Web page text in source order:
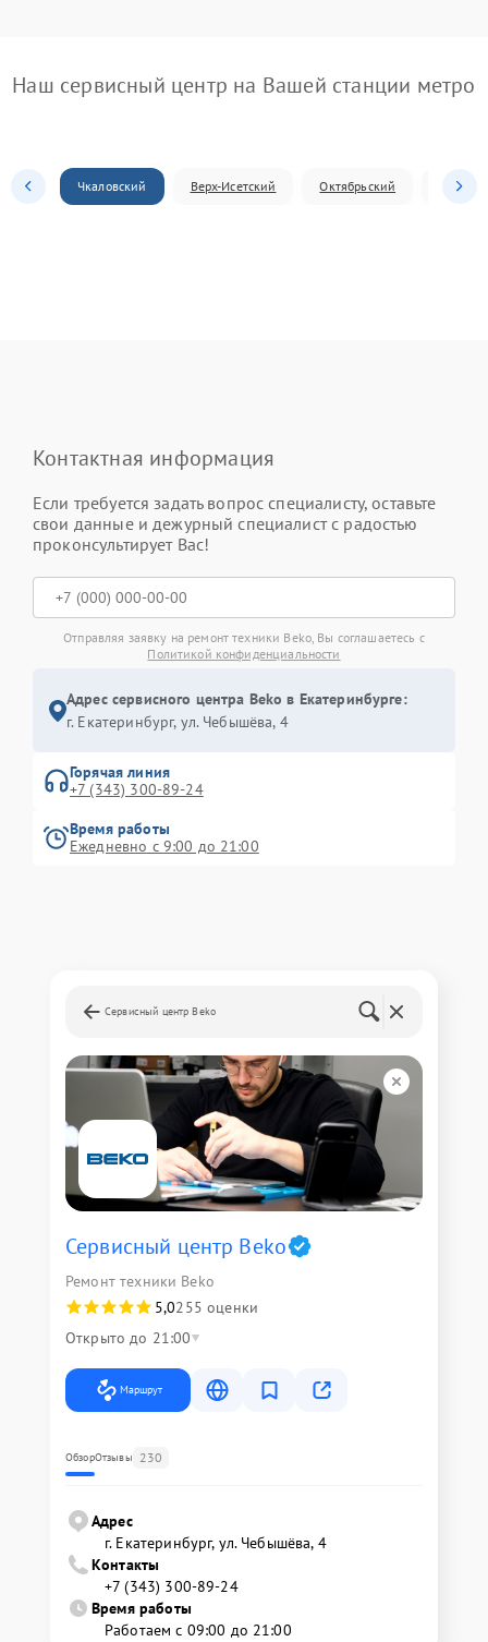
Наш сервисный центр на Вашей станции метро
Чкаловский Верх-Исетский Октябрьский
Контактная информация
Если требуется задать вопрос специалисту, оставьте
свои данные и дежурный специалист с радостью
проконсультирует Вас!
Отправляя заявку на ремонт техники Beko, Вы соглашаетесь с
Политикой конфиденциальности
Адрес сервисного центра Beko в Екатеринбурге:
г. Екатеринбург, ул. Чебышёва, 4
Горячая линия
+7 (343) 300-89-24
Время работы
Ежедневно с 9:00 до 21:00
Сервисный центр Beko
Сервисный центр Beko
Ремонт техники Beko
5,0255 оценки
Открыто до 21:00
Маршрут
ОбзорОтзывы 230
Адрес
г. Екатеринбург, ул. Чебышёва, 4
Контакты
+7 (343) 300-89-24
Время работы
Работаем с 09:00 до 21:00